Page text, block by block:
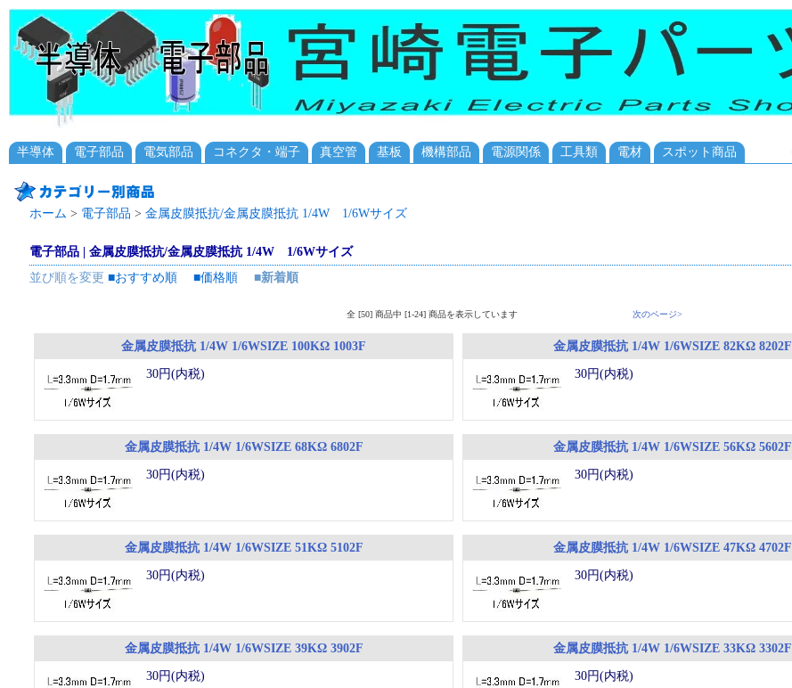
半導体 電子部品 電気部品 コネクタ・端子 真空管 基板 機構部品 電源関係 工具類 電材 スポット商品
ホーム > 電子部品 > 金属皮膜抵抗/金属皮膜抵抗 1/4W 1/6Wサイズ
電子部品 | 金属皮膜抵抗/金属皮膜抵抗 1/4W 1/6Wサイズ
並び順を変更 ■おすすめ順 ■価格順 ■新着順
全 [50] 商品中 [1-24] 商品を表示しています 次のページ>
金属皮膜抵抗 1/4W 1/6WSIZE 100KΩ 1003F
30円(内税)
金属皮膜抵抗 1/4W 1/6WSIZE 82KΩ 8202F
30円(内税)
金属皮膜抵抗 1/4W 1/6WSIZE 68KΩ 6802F
30円(内税)
金属皮膜抵抗 1/4W 1/6WSIZE 56KΩ 5602F
30円(内税)
金属皮膜抵抗 1/4W 1/6WSIZE 51KΩ 5102F
30円(内税)
金属皮膜抵抗 1/4W 1/6WSIZE 47KΩ 4702F
30円(内税)
金属皮膜抵抗 1/4W 1/6WSIZE 39KΩ 3902F
30円(内税)
金属皮膜抵抗 1/4W 1/6WSIZE 33KΩ 3302F
30円(内税)